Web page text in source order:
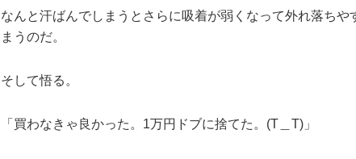
なんと汗ばんでしまうとさらに吸着が弱くなって外れ落ちや
まうのだ。
そして悟る。
「買わなきゃ良かった。1万円ドブに捨てた。(T＿T)」